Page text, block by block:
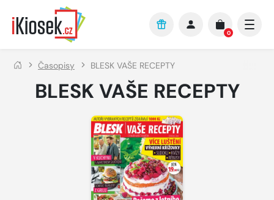
Přejít na hlavní obsah
0
Časopisy BLESK VAŠE RECEPTY
BLESK VAŠE RECEPTY